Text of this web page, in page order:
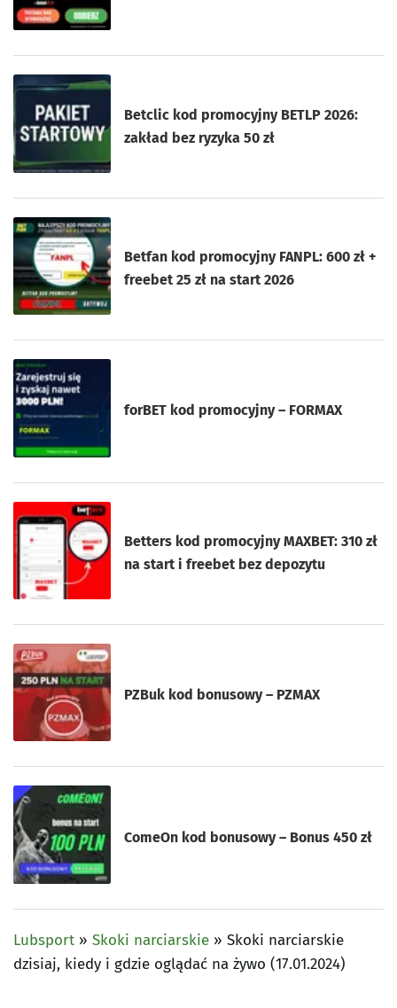
Betclic kod promocyjny BETLP 2026:
zakład bez ryzyka 50 zł
Betfan kod promocyjny FANPL: 600 zł +
freebet 25 zł na start 2026
forBET kod promocyjny – FORMAX
Betters kod promocyjny MAXBET: 310 zł
na start i freebet bez depozytu
PZBuk kod bonusowy – PZMAX
ComeOn kod bonusowy – Bonus 450 zł
Lubsport » Skoki narciarskie » Skoki narciarskie
dzisiaj, kiedy i gdzie oglądać na żywo (17.01.2024)